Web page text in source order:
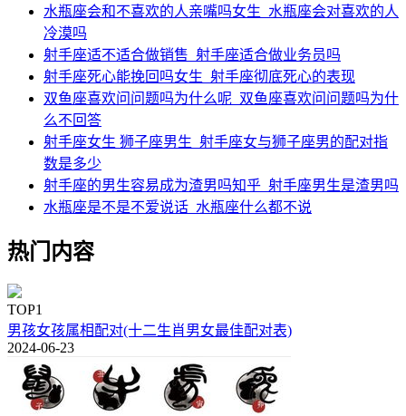
水瓶座会和不喜欢的人亲嘴吗女生_水瓶座会对喜欢的人
冷漠吗
射手座适不适合做销售_射手座适合做业务员吗
射手座死心能挽回吗女生_射手座彻底死心的表现
双鱼座喜欢问问题吗为什么呢_双鱼座喜欢问问题吗为什
么不回答
射手座女生 狮子座男生_射手座女与狮子座男的配对指
数是多少
射手座的男生容易成为渣男吗知乎_射手座男生是渣男吗
水瓶座是不是不爱说话_水瓶座什么都不说
热门内容
TOP1
男孩女孩属相配对(十二生肖男女最佳配对表)
2024-06-23